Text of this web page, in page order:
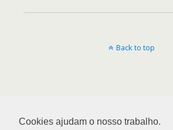
Cookies ajudam o nosso trabalho.
Back to top